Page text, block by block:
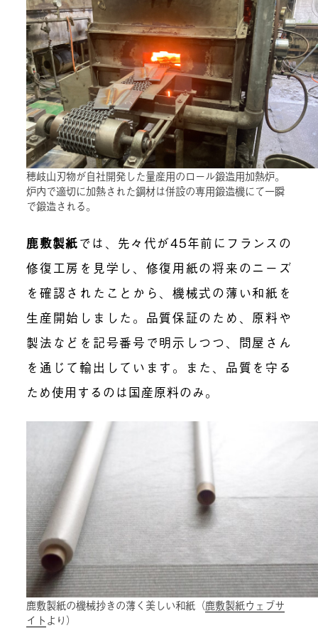
穂岐山刃物が自社開発した量産用のロール鍛造用加熱炉。
炉内で適切に加熱された鋼材は併設の専用鍛造機にて一瞬
で鍛造される。
鹿敷製紙では、先々代が45年前にフランスの
修復工房を見学し、修復用紙の将来のニーズ
を確認されたことから、機械式の薄い和紙を
生産開始しました。品質保証のため、原料や
製法などを記号番号で明示しつつ、問屋さん
を通じて輸出しています。また、品質を守る
ため使用するのは国産原料のみ。
鹿敷製紙の機械抄きの薄く美しい和紙（鹿敷製紙ウェブサ
イトより）